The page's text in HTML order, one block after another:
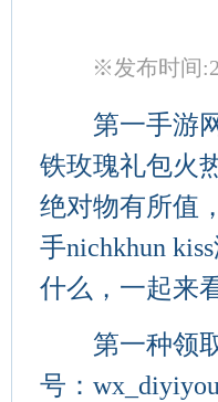
※发布时间
第一手游网
铁玫瑰礼包火
绝对物有所值
手nichkhun
什么，一起来
第一种领取
号：